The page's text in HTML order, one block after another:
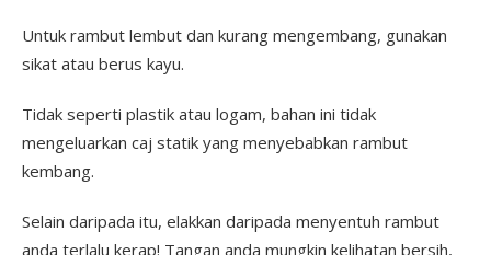
Untuk rambut lembut dan kurang mengembang, gunakan
sikat atau berus kayu.
Tidak seperti plastik atau logam, bahan ini tidak
mengeluarkan caj statik yang menyebabkan rambut
kembang.
Selain daripada itu, elakkan daripada menyentuh rambut
anda terlalu kerap! Tangan anda mungkin kelihatan bersih,